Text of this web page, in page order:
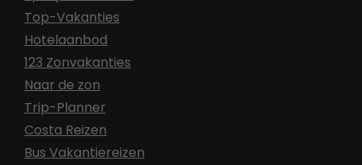
Top-Vakanties
Hotelaanbod
123 Zonvakanties
Naar de zon
Trip-Planner
Costa Reizen
Bus Vakantiereizen